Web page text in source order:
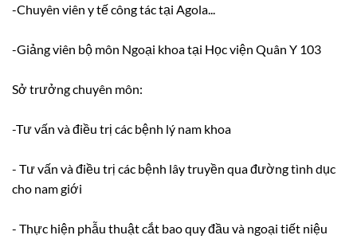
-Chuyên viên y tế công tác tại Agola...
-Giảng viên bộ môn Ngoại khoa tại Học viện Quân Y 103
Sở trưởng chuyên môn:
-Tư vấn và điều trị các bệnh lý nam khoa
- Tư vấn và điều trị các bệnh lây truyền qua đường tình dục
cho nam giới
- Thực hiện phẫu thuật cắt bao quy đầu và ngoại tiết niệu